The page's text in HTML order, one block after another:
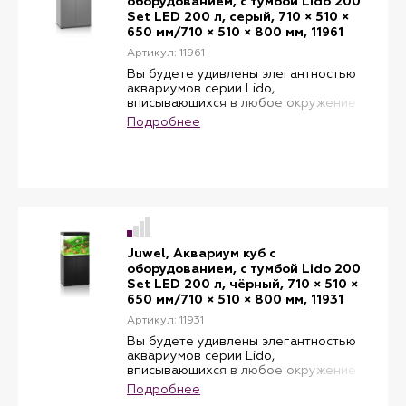
литров. Подходящая тумба
обеспечивает максимальную
устойчивость аквариума. Аквариум и
тумба подобранные в одном
цветовом решении составляют
идеальную пару. Тумба проста в
сборке и имеет большое
пространство внутри себя для
хранения оборудования и
Set LED 200 л, серый, 710 × 510 ×
650 мм/710 × 510 × 800 мм, 11961
Артикул: 11961
Вы будете удивлены элегантностью
аквариумов серии Lido,
вписывающихся в любое окружение
благодаря сдержанному дизайну.
Аквариум укомплектован
мощностью 11 W, нагреватель,
мощностью 200 W. Тумба
изготовлена для элегантных
аквариумов серии Lido объемом 200
литров. Подходящая тумба
обеспечивает максимальную
устойчивость аквариума. Аквариум и
тумба подобранные в одном
цветовом решении составляют
идеальную пару. Тумба проста в
сборке и имеет большое
пространство внутри себя для
хранения оборудования и
Подробнее
Juwel, Аквариум куб с
оборудованием, с тумбой Lido 200
Set LED 200 л, чёрный, 710 × 510 ×
650 мм/710 × 510 × 800 мм, 11931
Артикул: 11931
Вы будете удивлены элегантностью
аквариумов серии Lido,
вписывающихся в любое окружение
благодаря сдержанному дизайну.
Аквариум укомплектован
Подробнее